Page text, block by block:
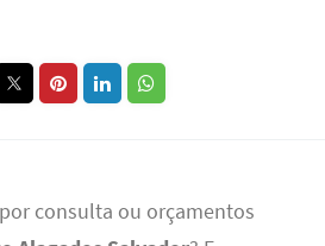
consulta ou orçamentos